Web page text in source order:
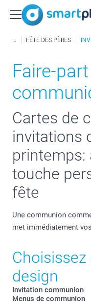
FÊTE DES PÈRES
Faire-
Cartes de
invitations
printemps:
touche
fête
Une communion
met immédiatement
design
Invitation communion
Menus de communion